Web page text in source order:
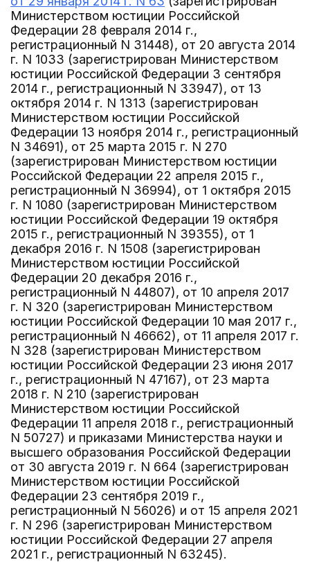
Министерством юстиции Российской
Федерации 28 февраля 2014 г.,
регистрационный N 31448), от 20 августа 2014
г. N 1033 (зарегистрирован Министерством
юстиции Российской Федерации 3 сентября
2014 г., регистрационный N 33947), от 13
октября 2014 г. N 1313 (зарегистрирован
Министерством юстиции Российской
Федерации 13 ноября 2014 г., регистрационный
N 34691), от 25 марта 2015 г. N 270
(зарегистрирован Министерством юстиции
Российской Федерации 22 апреля 2015 г.,
регистрационный N 36994), от 1 октября 2015
г. N 1080 (зарегистрирован Министерством
юстиции Российской Федерации 19 октября
2015 г., регистрационный N 39355), от 1
декабря 2016 г. N 1508 (зарегистрирован
Министерством юстиции Российской
Федерации 20 декабря 2016 г.,
регистрационный N 44807), от 10 апреля 2017
г. N 320 (зарегистрирован Министерством
юстиции Российской Федерации 10 мая 2017 г.,
регистрационный N 46662), от 11 апреля 2017 г.
N 328 (зарегистрирован Министерством
юстиции Российской Федерации 23 июня 2017
г., регистрационный N 47167), от 23 марта
2018 г. N 210 (зарегистрирован
Министерством юстиции Российской
Федерации 11 апреля 2018 г., регистрационный
N 50727) и приказами Министерства науки и
высшего образования Российской Федерации
от 30 августа 2019 г. N 664 (зарегистрирован
Министерством юстиции Российской
Федерации 23 сентября 2019 г.,
регистрационный N 56026) и от 15 апреля 2021
г. N 296 (зарегистрирован Министерством
юстиции Российской Федерации 27 апреля
2021 г., регистрационный N 63245).